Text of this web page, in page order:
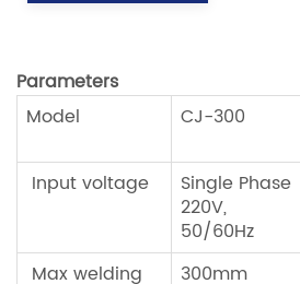
Parameters
Model
CJ-300
Input voltage
Single Phase
220V,
50/60Hz
Max welding
300mm